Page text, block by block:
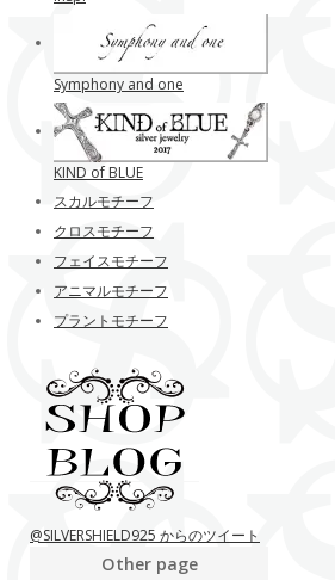
Symphony and one
KIND of BLUE
スカルモチーフ
クロスモチーフ
フェイスモチーフ
アニマルモチーフ
プラントモチーフ
@SILVERSHIELD925 からのツイート
Other page